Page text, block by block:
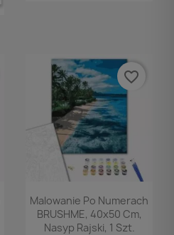
Podgląd
Malowanie Po Numerach
BRUSHME, 40x50 Cm,
Nasyp Rajski, 1 Szt.
favorite_border